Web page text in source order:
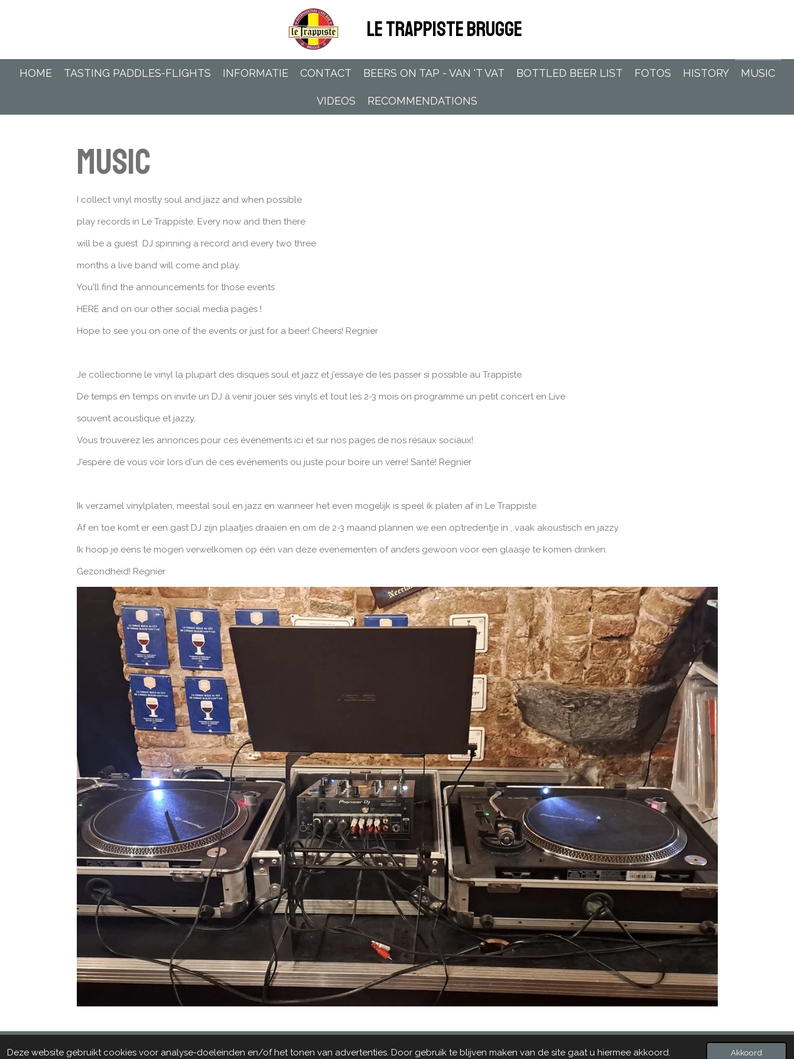
Deze website gebruikt cookies voor analyse-doeleinden en/of het tonen van advertenties. Door gebruik te blijven maken van de site gaat u hiermee akkoord. Akkoord
LE TRAPPISTE BRUGGE
HOME TASTING PADDLES-FLIGHTS INFORMATIE CONTACT BEERS ON TAP - VAN 'T VAT BOTTLED BEER LIST FOTOS HISTORY MUSIC
VIDEOS RECOMMENDATIONS
Music
I collect vinyl mostly soul and jazz and when possible
play records in Le Trappiste. Every now and then there
will be a guest DJ spinning a record and every two three
months a live band will come and play.
You'll find the announcements for those events
HERE and on our other social media pages !
Hope to see you on one of the events or just for a beer! Cheers! Regnier
Je collectionne le vinyl la plupart des disques soul et jazz et j'essaye de les passer si possible au Trappiste.
De temps en temps on invite un DJ à venir jouer ses vinyls et tout les 2-3 mois on programme un petit concert en Live
souvent acoustique et jazzy.
Vous trouverez les annonces pour ces événements ici et sur nos pages de nos résaux sociaux!
J'espére de vous voir lors d'un de ces événements ou juste pour boire un verre! Santé! Régnier
Ik verzamel vinylplaten, meestal soul en jazz en wanneer het even mogelijk is speel ik platen af in Le Trappiste.
Af en toe komt er een gast DJ zijn plaatjes draaien en om de 2-3 maand plannen we een optredentje in , vaak akoustisch en jazzy.
Ik hoop je eens te mogen verwelkomen op één van deze evenementen of anders gewoon voor een glaasje te komen drinken.
Gezondheid! Regnier
© 2023 - 2026 Le Trappiste Brugge Powered by